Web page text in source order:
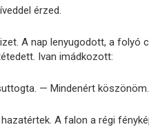
érzed.
A nap lenyugodott, a folyó
Ivan imádkozott:
— Mindenért köszönöm.
A falon a régi